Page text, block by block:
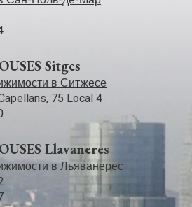
Sitges
в Ситжесе
75 Local 4
Llavaneres
в Льяванерес